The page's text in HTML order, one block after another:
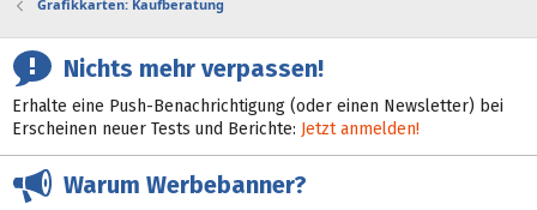
Grafikkarten: Kaufberatung
Nichts mehr verpassen!
Erhalte eine Push-Benachrichtigung (oder einen Newsletter) bei
Erscheinen neuer Tests und Berichte: Jetzt anmelden!
Warum Werbebanner?